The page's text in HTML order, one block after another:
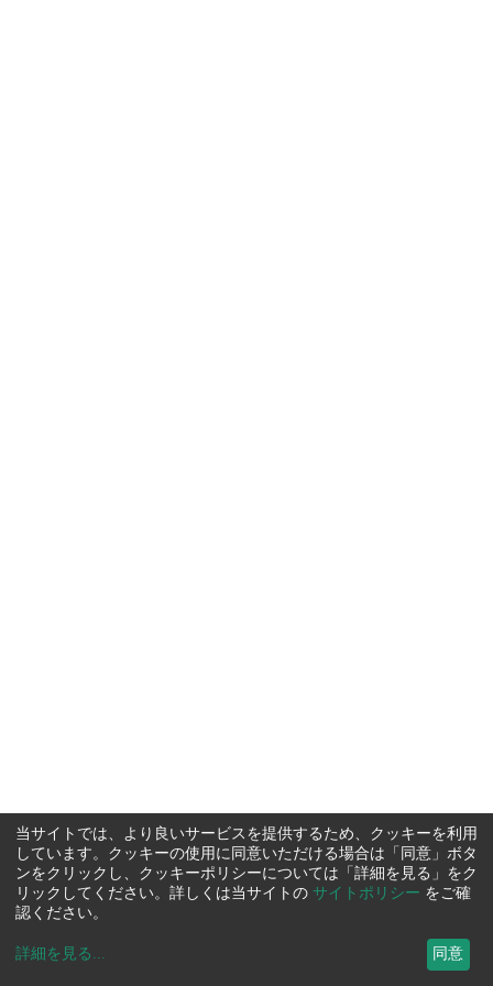
当サイトでは、より良いサービスを提供するため、クッキーを利用
しています。クッキーの使用に同意いただける場合は「同意」ボタ
ンをクリックし、クッキーポリシーについては「詳細を見る」をク
リックしてください。詳しくは当サイトの サイトポリシー をご確
認ください。
詳細を見る ... 同意